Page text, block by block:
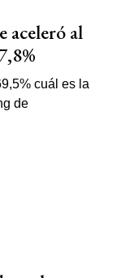
aceleró al